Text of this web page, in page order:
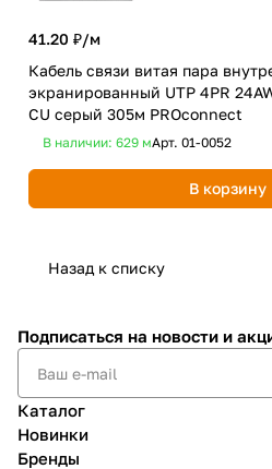
41.20 ₽/м
Кабель связи витая пара
экранированный UTP 4PR
CU серый 305м PROconnect
В наличии: 629 мАрт. 01-0052
В корзину
Назад к списку
Подписаться на новости и
Каталог
Новинки
Бренды